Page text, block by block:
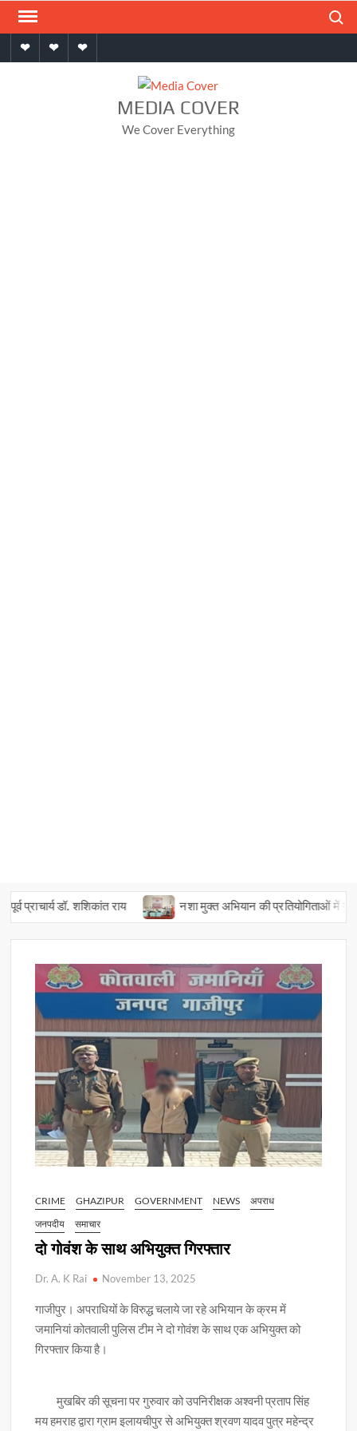
Skip
contentHomeAboutContact
MEDIA COVER
We Cover Everything
डॉ. शशिकांत राय नशा मुक्त अभियान की प्रतियोगिताओं में युवाओं ने
CRIME GHAZIPUR GOVERNMENT NEWS
अपराध
जनपदीय
समाचार
दो गोवंश के साथ अभियुक्त गिरफ्तार
Dr. A. K Rai November 13, 2025
गाजीपुर। अपराधियों के विरुद्ध चलाये जा रहे अभियान के क्रम में
जमानियां कोतवाली पुलिस टीम ने दो गोवंश के साथ एक अभियुक्त को
गिरफ्तार किया है।
मुखबिर की सूचना पर गुरुवार को उपनिरीक्षक अश्वनी प्रताप सिंह
मय हमराह द्वारा ग्राम इलायचीपुर से अभियुक्त श्रवण यादव पुत्र महेन्द्र